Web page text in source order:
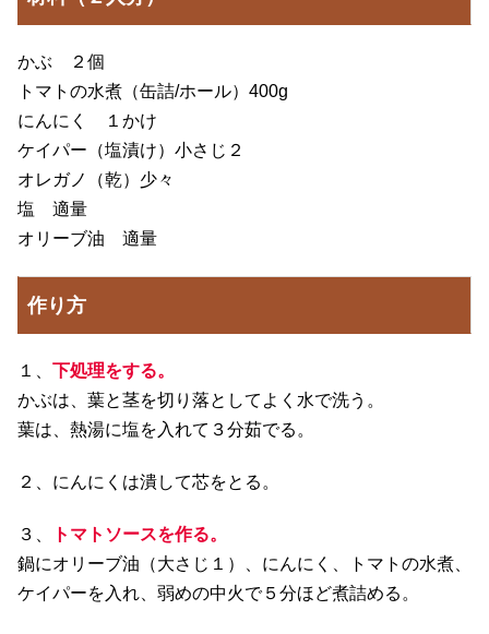
かぶ ２個
トマトの水煮（缶詰/ホール）400g
にんにく １かけ
ケイパー（塩漬け）小さじ２
オレガノ（乾）少々
塩 適量
オリーブ油 適量
作り方
１、 下処理をする。
かぶは、葉と茎を切り落としてよく水で洗う。
葉は、熱湯に塩を入れて３分茹でる。
２、にんにくは潰して芯をとる。
３、
トマトソースを作る。
鍋にオリーブ油（大さじ１）、にんにく、トマトの水煮、
ケイパーを入れ、弱めの中火で５分ほど煮詰める。